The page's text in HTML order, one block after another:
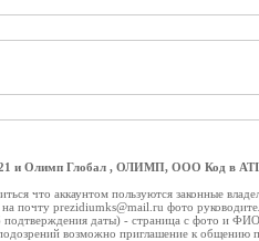
и Олимп Глобал , ОЛИМП, ООО Код в
что аккаунтом пользуются законные
почту prezidiumks@mail.ru фото
подтверждения даты) - страница с фото и
возможно приглашение к общению